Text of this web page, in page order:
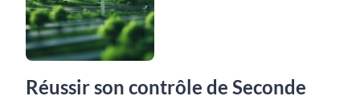
Réussir son contrôle de Seconde